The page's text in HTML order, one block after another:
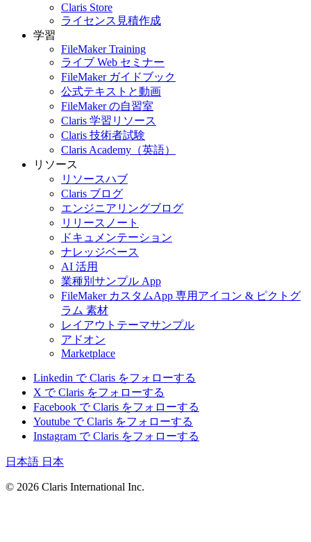
Claris Store
ライセンス見積作成
学習
FileMaker Training
ライブ Web セミナー
FileMaker ガイドブック
公式テキストと動画
FileMaker の自習室
Claris 学習リソース
Claris 技術者試験
Claris Academy（英語）
リソース
リソースハブ
Claris ブログ
エンジニアリングブログ
リリースノート
ドキュメンテーション
ナレッジベース
AI 活用
業種別サンプル App
FileMaker カスタムApp 専用アイコン & ピクトグ
ラム 素材
レイアウトテーマサンプル
アドオン
Marketplace
Linkedin で Claris をフォローする
X で Claris をフォローする
Facebook で Claris をフォローする
Youtube で Claris をフォローする
Instagram で Claris をフォローする
日本語 日本
© 2026 Claris International Inc.